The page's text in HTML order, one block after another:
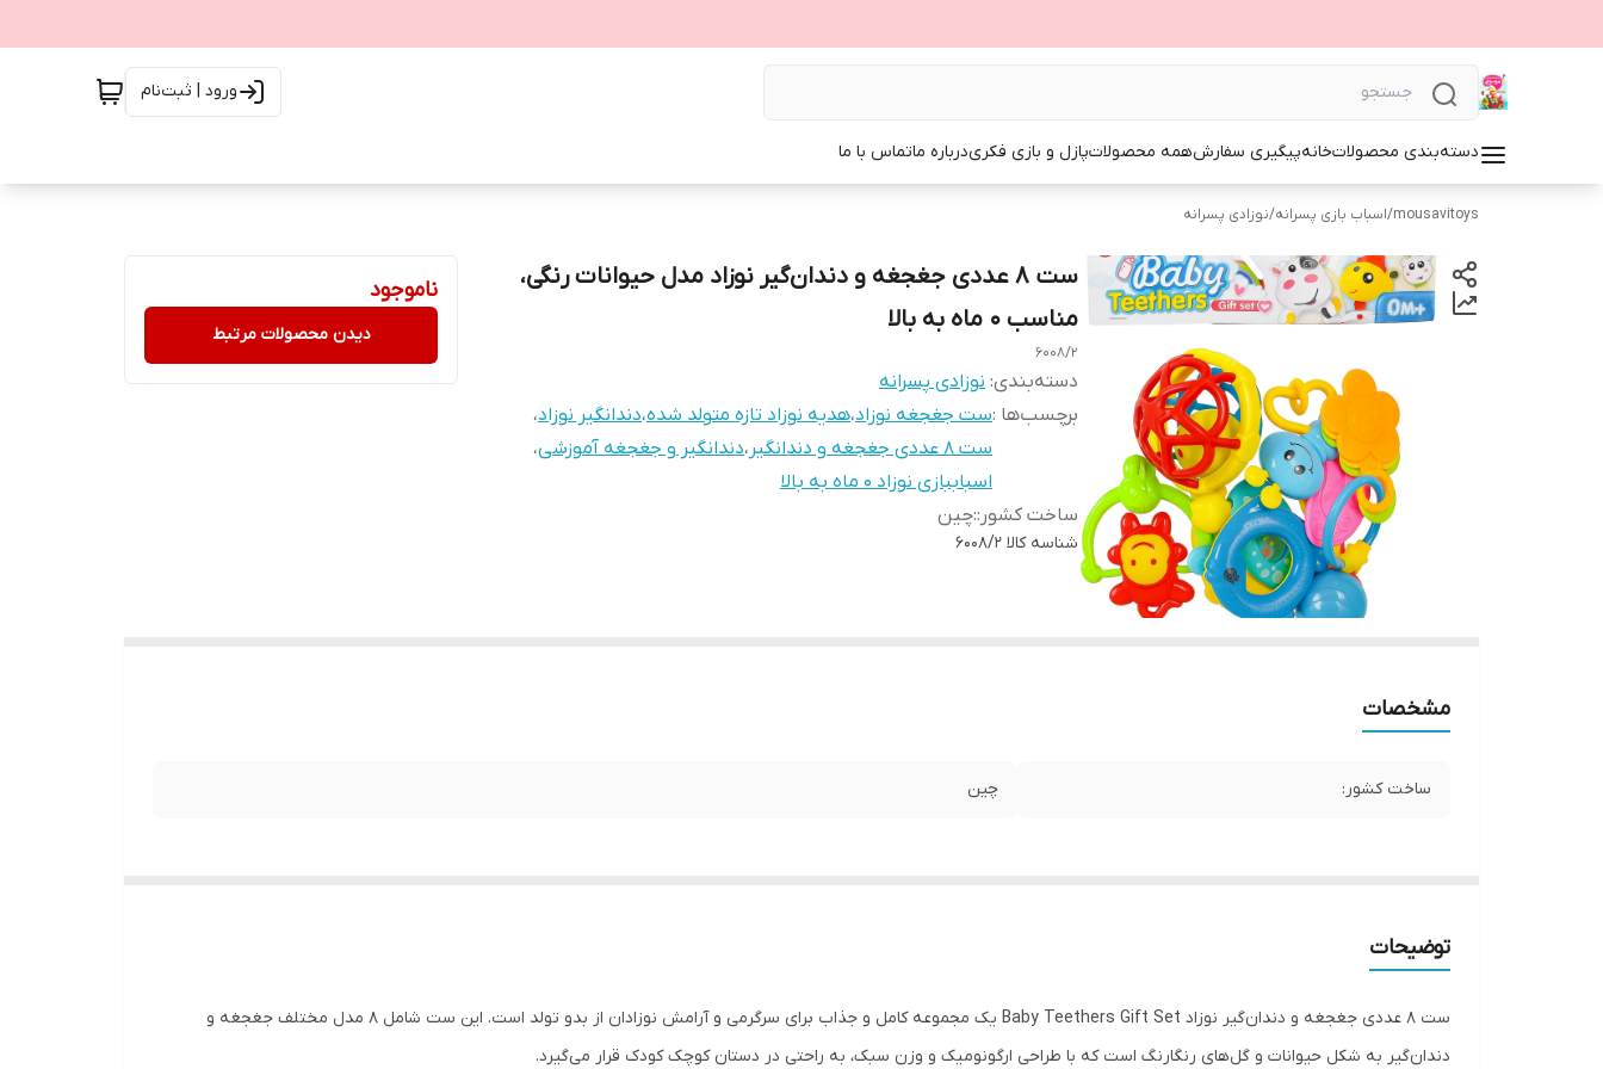
ورود | ثبت‌نام
دسته‌بندی محصولاتخانهپیگیری سفارشهمه محصولاتپازل و بازی فکریدرباره ماتماس با ما
mousavitoys
/اسباب بازی پسرانه/نوزادی پسرانه
ست ۸ عددی جغجغه و دندان‌گیر نوزاد مدل حیوانات رنگی،
مناسب 0 ماه به بالا
6008/2
دسته‌بندی: نوزادی پسرانه
برچسب‌ها :ست جغجغه نوزاد،هدیه نوزاد تازه متولد شده،دندانگیر نوزاد،
ست ۸ عددی جغجغه و دندانگیر
،دندانگیر و جغجغه آموزشی،
اسباببازی نوزاد 0 ماه به بالا
ساخت کشور::چین
شناسه کالا 6008/2
ناموجود
دیدن محصولات مرتبط
مشخصات
ساخت کشور: چین
توضیحات
ست ۸ عددی جغجغه و دندان‌گیر نوزاد Baby Teethers Gift Set یک مجموعه کامل و جذاب برای سرگرمی و آرامش نوزادان از بدو تولد است. این ست شامل ۸ مدل مختلف جغجغه و
دندان‌گیر به شکل حیوانات و گل‌های رنگارنگ است که با طراحی ارگونومیک و وزن سبک، به راحتی در دستان کوچک کودک قرار می‌گیرد.